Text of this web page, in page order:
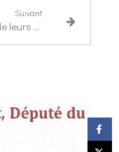
Suivant
Les chef d'entreprise témoignent de leurs difficultés auprès du ministre Alain Griset